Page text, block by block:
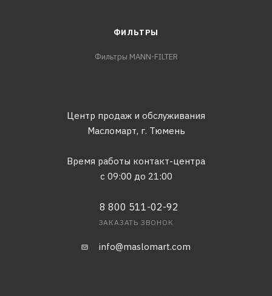
ФИЛЬТРЫ
Фильтры MANN-FILTER
Центр продаж и обслуживания
Масломарт, г. Тюмень
Время работы контакт-центра
с 09:00 до 21:00
8 800 511-02-92
ЗАКАЗАТЬ ЗВОНОК
info@maslomart.com